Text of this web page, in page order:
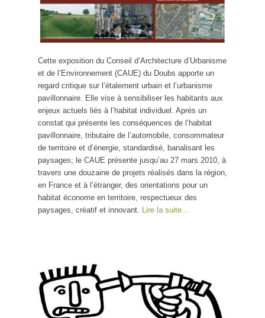
Cette exposition du Conseil d’Architecture d’Urbanisme
et de l’Environnement (CAUE) du Doubs apporte un
regard critique sur l’étalement urbain et l’urbanisme
pavillonnaire. Elle vise à sensibiliser les habitants aux
enjeux actuels liés à l’habitat individuel. Après un
constat qui présente les conséquences de l’habitat
pavillonnaire, tributaire de l’automobile, consommateur
de territoire et d’énergie, standardisé, banalisant les
paysages; le CAUE présente jusqu’au 27 mars 2010, à
travers une douzaine de projets réalisés dans la région,
en France et à l’étranger, des orientations pour un
habitat économe en territoire, respectueux des
paysages, créatif et innovant. Lire la suite…